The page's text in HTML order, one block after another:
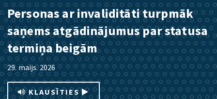
Personas ar invaliditāti turpmāk
saņems atgādinājumus par statusa
termiņa beigām
29. maijs. 2026
KLAUSĪTIES